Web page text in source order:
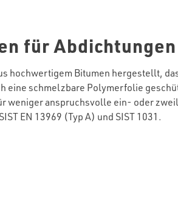
für
hochwertigem Bitumen hergestellt,
eine schmelzbare Polymerfolie
weniger anspruchsvolle ein- oder
EN 13969 (Typ A) und SIST 1031.